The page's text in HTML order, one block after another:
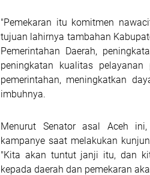
"Pemekaran itu komitmen
tujuan lahirnya tambahan
Pemerintahan Daerah,
peningkatan kualitas
pemerintahan, meningkatkan
imbuhnya.
Menurut Senator asal Aceh
kampanye saat melakukan
"Kita akan tuntut janji itu, dan
kepada daerah dan pemekaran